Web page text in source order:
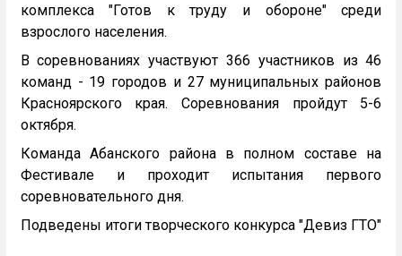
комплекса "Готов к труду и обороне" среди
взрослого населения.
В соревнованиях участвуют 366 участников из 46
команд - 19 городов и 27 муниципальных районов
Красноярского края. Соревнования пройдут 5-6
октября.
Команда Абанского района в полном составе на
Фестивале и проходит испытания первого
соревновательного дня.
Подведены итоги творческого конкурса "Девиз ГТО"